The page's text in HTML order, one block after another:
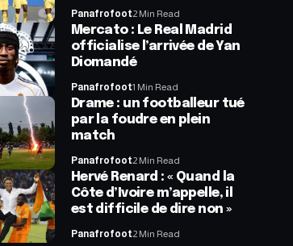
Panafrofoot2 Min Read
Mercato : Le Real Madrid
officialise l’arrivée de Yan
Diomandé
Panafrofoot1 Min Read
Drame : un footballeur tué
par la foudre en plein
match
Panafrofoot2 Min Read
Hervé Renard : « Quand la
Côte d’Ivoire m’appelle, il
est difficile de dire non »
Panafrofoot2 Min Read